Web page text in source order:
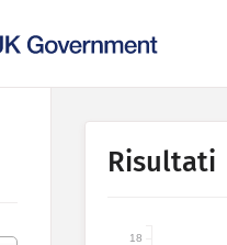
Risultati
18